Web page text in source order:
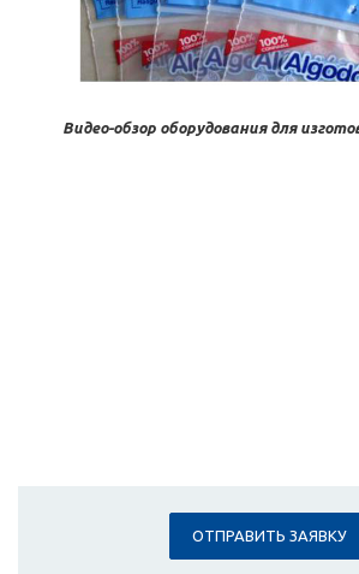
Видео-обзор оборудования для
ОТПРАВИТЬ ЗАЯВКУ